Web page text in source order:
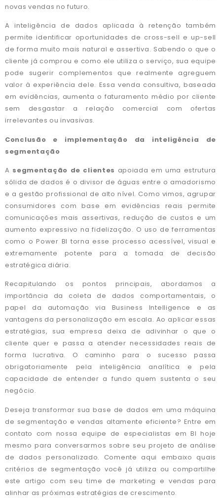
novas vendas no futuro.
A inteligência de dados aplicada à retenção também
permite identificar oportunidades de cross-sell e up-sell
de forma muito mais natural e assertiva. Sabendo o que o
cliente já comprou e como ele utiliza o serviço, sua equipe
pode sugerir complementos que realmente agreguem
valor à experiência dele. Essa venda consultiva, baseada
em evidências, aumenta o faturamento médio por cliente
sem desgastar a relação comercial com ofertas
irrelevantes ou invasivas.
Conclusão e implementação da inteligência de
segmentação
A segmentação de clientes apoiada em uma estrutura
sólida de dados é o divisor de águas entre o amadorismo
e a gestão profissional de alto nível. Como vimos, agrupar
consumidores com base em evidências reais permite
comunicações mais assertivas, redução de custos e um
aumento expressivo na fidelização. O uso de ferramentas
como o Power BI torna esse processo acessível, visual e
extremamente potente para a tomada de decisão
estratégica diária.
Recapitulando os pontos principais, abordamos a
importância da coleta de dados comportamentais, o
papel da automação via Business Intelligence e as
vantagens da personalização em escala. Ao aplicar essas
estratégias, sua empresa deixa de adivinhar o que o
cliente quer e passa a atender necessidades reais de
forma lucrativa. O caminho para o sucesso passa
obrigatoriamente pela inteligência analítica e pela
capacidade de entender a fundo quem sustenta o seu
negócio.
Deseja transformar sua base de dados em uma máquina
de segmentação e vendas altamente eficiente? Entre em
contato com nossa equipe de especialistas em BI hoje
mesmo para conversarmos sobre seu projeto de análise
de dados personalizado. Comente aqui embaixo quais
critérios de segmentação você já utiliza ou compartilhe
este artigo com seu time de marketing e vendas para
alinhar as próximas estratégias de crescimento.